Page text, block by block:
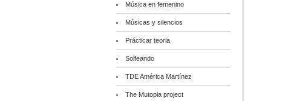
Música en femenino
Músicas y silencios
Prácticar teoria
Solfeando
TDE América Martínez
The Mutopia project